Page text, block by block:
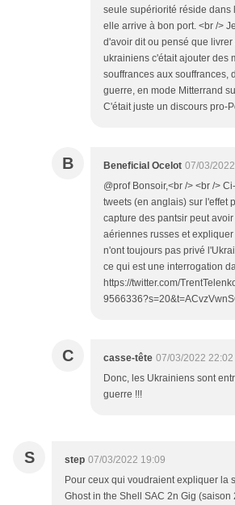
seule supériorité réside dans
elle arrive à bon port. <br />
d'avoir dit ou pensé que
ukrainiens c'était ajouter des
souffrances aux souffrances,
guerre, en mode Mitterrand
C'était juste un discours pro-
B Beneficial Ocelot 07/03/
@prof Bonsoir,<br /> <br />
tweets (en anglais) sur l'effet
capture des pantsir peut
aériennes russes et
n'ont toujours pas privé
ce qui est une interrogation
https://twitter.com/
C casse-tête 07/03/2022 22:02
Donc, les Ukrainiens sont
guerre !!!
S step 07/03/2022 19:09
Pour ceux qui voudraient expliquer la
Ghost in the Shell SAC 2n Gig (saison